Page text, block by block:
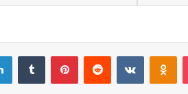
LinkedInTumblr PinterestReddit VKontakte